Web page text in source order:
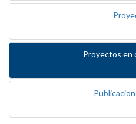
Proyectos en